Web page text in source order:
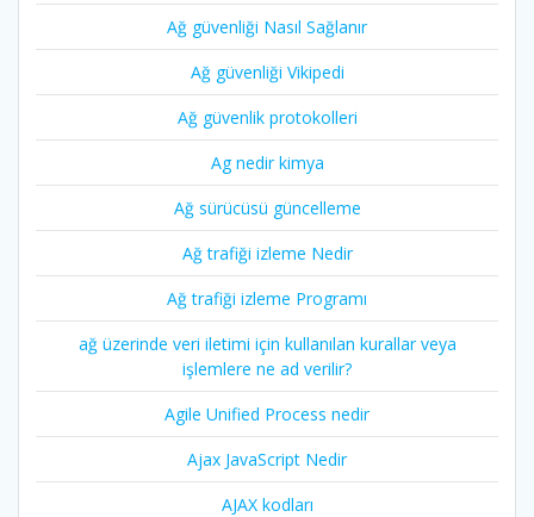
Ağ güvenliği Nasıl Sağlanır
Ağ güvenliği Vikipedi
Ağ güvenlik protokolleri
Ag nedir kimya
Ağ sürücüsü güncelleme
Ağ trafiği izleme Nedir
Ağ trafiği izleme Programı
ağ üzerinde veri iletimi için kullanılan kurallar veya
işlemlere ne ad verilir?
Agile Unified Process nedir
Ajax JavaScript Nedir
AJAX kodları